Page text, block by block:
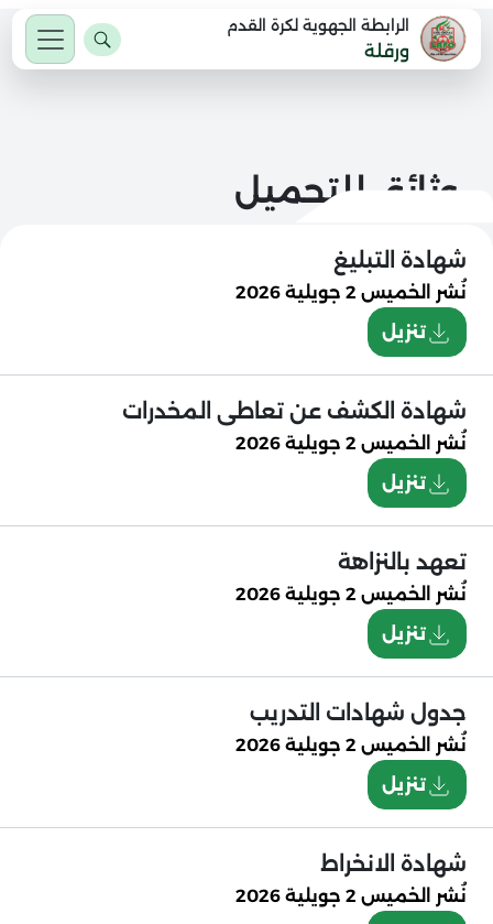
الرابطة الجهوية لكرة القدم
ورقلة
وثائق للتحميل
شهادة التبليغ
نُشر
الخميس 2 جويلية 2026
تنزيل
شهادة الكشف عن تعاطى المخدرات
نُشر
الخميس 2 جويلية 2026
تنزيل
تعهد بالنزاهة
نُشر
الخميس 2 جويلية 2026
تنزيل
جدول شهادات التدريب
نُشر
الخميس 2 جويلية 2026
تنزيل
شهادة الانخراط
نُشر
الخميس 2 جويلية 2026